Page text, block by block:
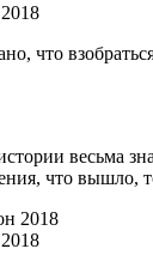
что
весьма
что вышло,